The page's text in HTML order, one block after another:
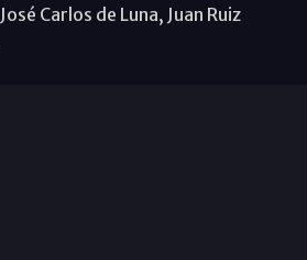
Carlos de Luna, Juan Ruiz